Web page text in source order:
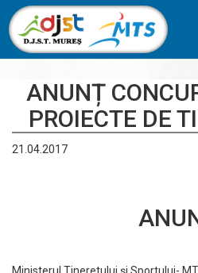
ANUNȚ
PROIECTE DE
21.04.2017